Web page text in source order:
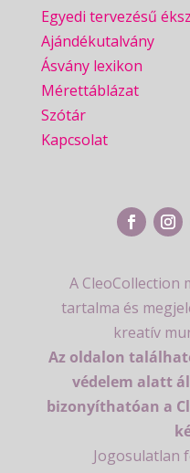
Egyedi tervezésű
Ajándékutalvány
Ásvány lexikon
Mérettáblázat
Szótár
Kapcsolat
A CleoCollection
tartalma és
kreatív
Az oldalon
védelem alatt
bizonyíthatóan a
Jogosulatlan